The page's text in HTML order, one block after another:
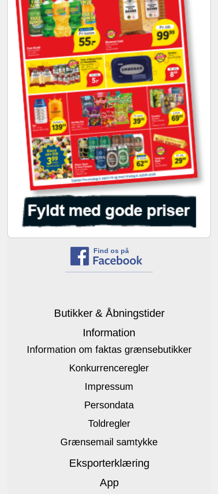
Find os på
Butikker & Åbningstider
Information
Information om faktas grænsebutikker
Konkurrenceregler
Impressum
Persondata
Toldregler
Grænsemail samtykke
Eksporterklæring
App